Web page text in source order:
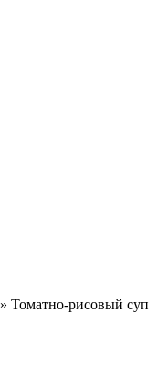
» Томатно-рисовый суп